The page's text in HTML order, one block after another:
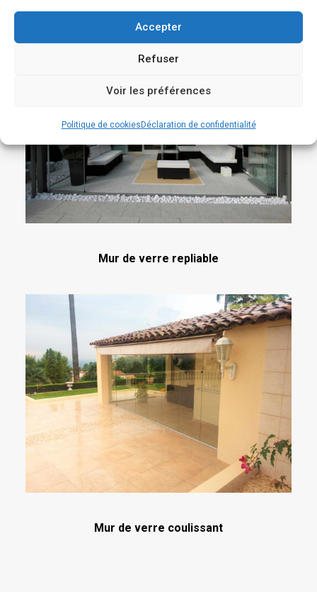
Accepter
Refuser
Voir les préférences
Politique de cookiesDéclaration de confidentialité
Mur de verre repliable
Mur de verre coulissant